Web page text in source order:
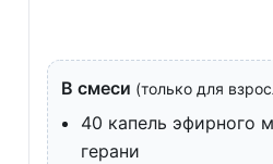
В смеси (только для
40 капель эфирного
герани